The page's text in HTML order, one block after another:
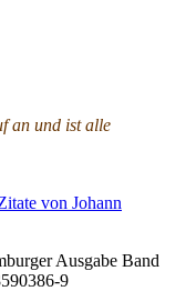
an und ist alle
von Johann
Ausgabe Band
9